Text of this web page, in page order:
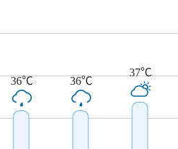
36℃ 36℃
37℃